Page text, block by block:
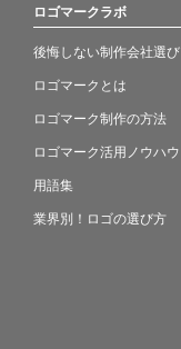
ロゴマークラボ
後悔しない制作会社選び
ロゴマークとは
ロゴマーク制作の方法
ロゴマーク活用ノウハウ
用語集
業界別！ロゴの選び方